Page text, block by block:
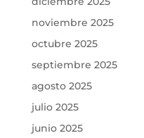
noviembre 2025
octubre 2025
septiembre 2025
agosto 2025
julio 2025
junio 2025